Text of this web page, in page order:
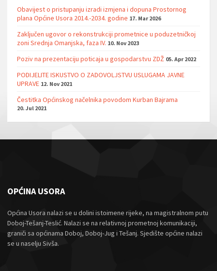
Obavijest o pristupanju izradi izmjena i dopuna Prostornog
plana Općine Usora 2014.-2034. godine 17. Mar 2026
Zaključen ugovor o rekonstrukciji prometnice u poduzetničkoj
zoni Srednja Omanjska, faza IV. 10. Nov 2023
Poziv na prezentaciju poticaja u gospodarstvu ZDŽ 05. Apr 2022
PODIJELITE ISKUSTVO O ZADOVOLJSTVU USLUGAMA JAVNE
UPRAVE 12. Nov 2021
Čestitka Općinskog načelnika povodom Kurban Bajrama
20. Jul 2021
OPĆINA USORA
Općina Usora nalazi se u dolini istoimene rijeke, na magistralnom putu
Doboj-Tešanj-Teslić. Nalazi se na relativnoj prometnoj komunikaciji,
graniči sa općinama Doboj, Doboj-Jug i Tešanj. Sjedište općine nalazi
se u naselju Sivša.